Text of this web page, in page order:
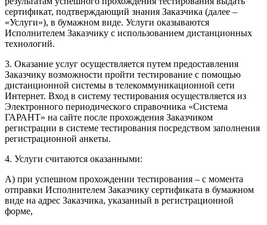
сертификат, подтверждающий знания Заказчика (далее –
«Услуги»), в бумажном виде. Услуги оказываются
Исполнителем Заказчику с использованием дистанционных
технологий.
3. Оказание услуг осуществляется путем предоставления
Заказчику возможности пройти тестирование с помощью
дистанционной системы в телекоммуникационной сети
Интернет. Вход в систему тестирования осуществляется из
Электронного периодического справочника «Система
ГАРАНТ» на сайте после прохождения Заказчиком
регистрации в системе тестирования посредством заполнения
регистрационной анкеты.
4. Услуги считаются оказанными:
А) при успешном прохождении тестирования – с момента
отправки Исполнителем Заказчику сертификата в бумажном
виде на адрес Заказчика, указанный в регистрационной
форме,